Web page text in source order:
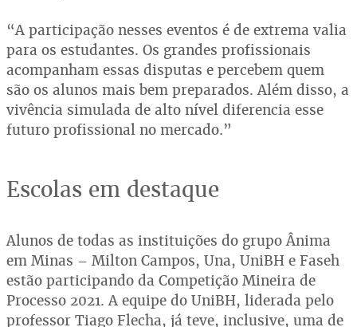
“A participação nesses eventos é de extrema valia
para os estudantes. Os grandes profissionais
acompanham essas disputas e percebem quem
são os alunos mais bem preparados. Além disso, a
vivência simulada de alto nível diferencia esse
futuro profissional no mercado.”
Escolas em destaque
Alunos de todas as instituições do grupo Ânima
em Minas – Milton Campos, Una, UniBH e Faseh
estão participando da Competição Mineira de
Processo 2021. A equipe do UniBH, liderada pelo
professor Tiago Flecha, já teve, inclusive, uma de